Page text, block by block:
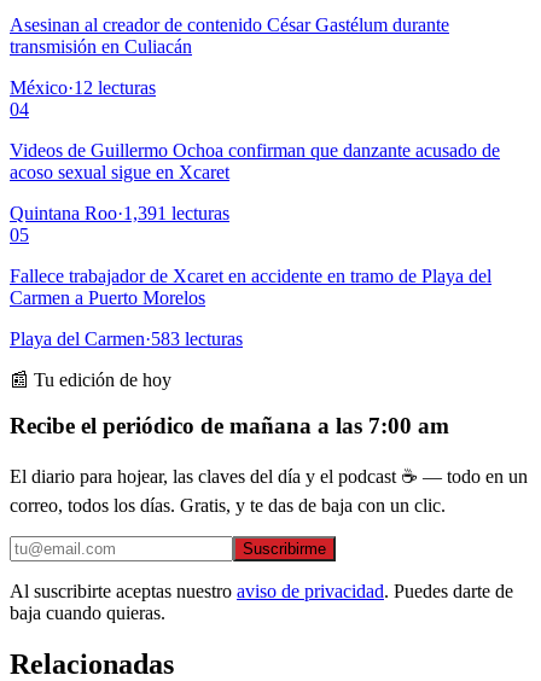
Asesinan al creador de contenido César Gastélum durante
transmisión en Culiacán
México·12 lecturas
04
Videos de Guillermo Ochoa confirman que danzante acusado de
acoso sexual sigue en Xcaret
Quintana Roo·1,391 lecturas
05
Fallece trabajador de Xcaret en accidente en tramo de Playa del
Carmen a Puerto Morelos
Playa del Carmen·583 lecturas
📰 Tu edición de hoy
Recibe el periódico de mañana a las 7:00 am
El diario para hojear, las claves del día y el podcast ☕ — todo en un
correo, todos los días. Gratis, y te das de baja con un clic.
Suscribirme
Al suscribirte aceptas nuestro aviso de privacidad. Puedes darte de
baja cuando quieras.
Relacionadas